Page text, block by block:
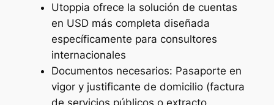
Utoppia ofrece la solución de cuentas
en USD más completa diseñada
específicamente para consultores
internacionales
Documentos necesarios: Pasaporte en
vigor y justificante de domicilio (factura
de servicios públicos o extracto